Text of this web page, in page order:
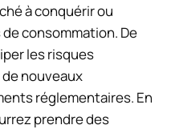
à conquérir ou
consommation. De
les risques
nouveaux
réglementaires. En
prendre des